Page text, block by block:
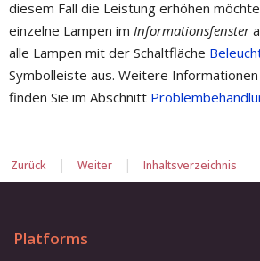
diesem Fall die Leistung erhöhen
einzelne Lampen im Informationsfenster
alle Lampen mit der Schaltfläche
Symbolleiste aus. Weitere
finden Sie im Abschnitt
Zurück | Weiter | Inhaltsverzeichnis
Platforms